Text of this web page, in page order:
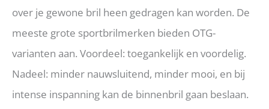
over je gewone bril heen gedragen kan worden. De
meeste grote sportbrilmerken bieden OTG-
varianten aan. Voordeel: toegankelijk en voordelig.
Nadeel: minder nauwsluitend, minder mooi, en bij
intense inspanning kan de binnenbril gaan beslaan.